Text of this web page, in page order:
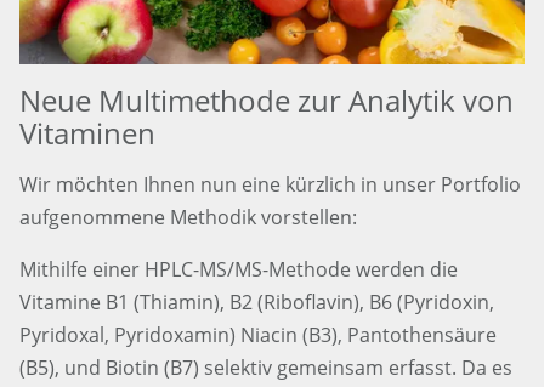
Neue Multimethode zur Analytik von
Vitaminen
Wir möchten Ihnen nun eine kürzlich in unser Portfolio
aufgenommene Methodik vorstellen:
Mithilfe einer HPLC-MS/MS-Methode werden die
Vitamine B1 (Thiamin), B2 (Riboflavin), B6 (Pyridoxin,
Pyridoxal, Pyridoxamin) Niacin (B3), Pantothensäure
(B5), und Biotin (B7) selektiv gemeinsam erfasst. Da es